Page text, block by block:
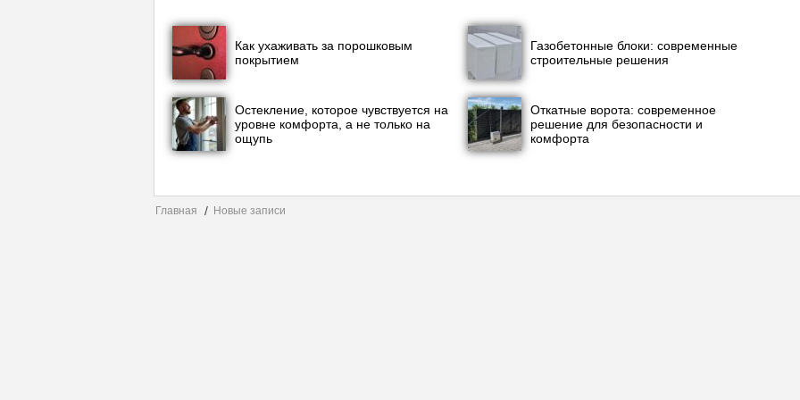
Как ухаживать за порошковым
покрытием
Газобетонные блоки: современные
строительные решения
Остекление, которое чувствуется на
уровне комфорта, а не только на
ощупь
Откатные ворота: современное
решение для безопасности и
комфорта
Главная Новые записи